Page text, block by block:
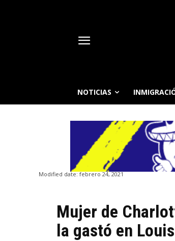
NOTICIAS
Modified date: febrero 24, 2021
Mujer de
la gastó en